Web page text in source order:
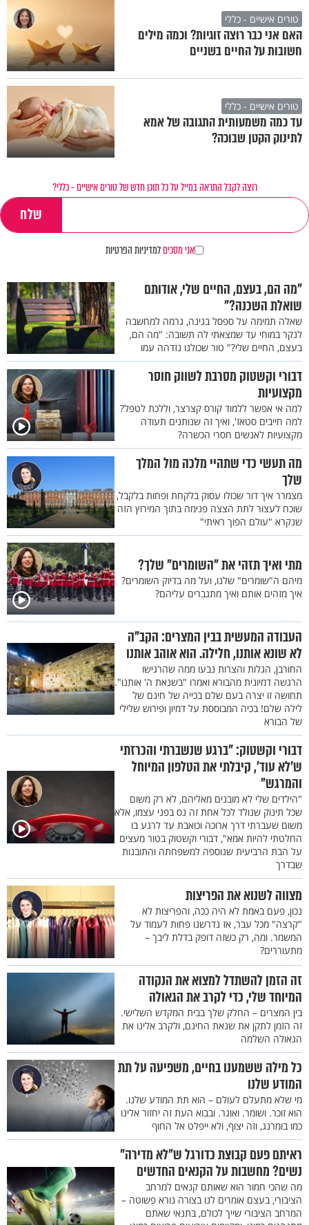
טורים אישיים - כללי
האם אני כבר רוצה זוגיות? וכמה מילים
חשובות על החיים בשניים
טורים אישיים - כללי
עד כמה משמעותית התגובה של אמא
לתינוק הקטן שבוכה?
רוצה לקבל התראה במייל על כל תוכן חדש של טורים אישיים - כללי?
אני מסכיםלמדיניות הפרטיות
"מה הם, בעצם, החיים שלי, אודותם
שואלת השכנה?"
שאלה תמימה על ספסל בגינה, גרמה למחשבה
לנקר במוחי עד שמצאתי לה תשובה: "מה הם,
בעצם, החיים שלי?" טור שכולנו נזדהה עמו
דבורי וקשטוק מסרבת לשווק חוסר
מקצועיות
למה אי אפשר ללמוד קורס קצרצר, וללכת לטפל?
למה חייבים סטאז', ואיך זה שנותנים תעודה
מקצועיות לאנשים חסרי הכשרה?
מה תעשי כדי שתהיי מלכה מול המלך
שלך
מצמרר איך דור שכולו עסוק בלקחת ופחות בלקבל,
שוכח לעצור לתת הצצה פנימה בתוך המירוץ הזה
שנקרא "עולם הפוך ראיתי"
מתי ואיך תזהי את "השומרים" שלך?
מיהם ה"שומרים" שלנו, ועל מה בדיוק השומרים?
איך מזהים אותם ואיך מתגברים עליהם?
העבודה המעשית בבין המצרים: הקב"ה
לא שונא אותנו, חלילה. הוא אוהב אותנו
החורבן, הגלות והצרות נבעו ממה שהרגישו
הרגשה דמיונית מהבורא ואמרו "בשנאת ה' אותנו".
תחושה זו יצרה בעם שלם בכייה של חינם של
לילה שלם! בכיה המבוססת על דמיון ופירוש שלילי
של הבורא
דבורי וקשטוק: "ברגע שנשברתי והכרזתי
ש’לא עוד’, קיבלתי את הטלפון המיוחל
והמרגש"
"הילדים שלי לא מובנים מאליהם, לא רק משום
שכל תינוק שנולד לכל אחת זה נס בפני עצמו, אלא
משום שעברתי דרך ארוכה וכואבת עד לרגע בו
החלטתי להיות אמא", דבורי וקשטוק בטור מעצים
על הבת הרביעית שנוספה למשפחתה והתובנות
שבדרך
מצווה לשנוא את הפריצות
נכון, פעם באמת לא היה ככה, והפריצות לא
"קרצה" מכל עבר, אז נדרשנו פחות לעמוד על
המשמר. ומה, רק כשזה דופק בדלת ליבך –
מתעוררים?
זה הזמן להשתדל למצוא את הנקודה
המיוחד שלי, כדי לקרב את הגאולה
בין המצרים – החלק שלך בבית המקדש השלישי.
זה הזמן לתקן את שנאת החינם, ולקרב אלינו את
הגאולה השלמה
כל מילה ששמענו בחיים, משפיעה על תת
המודע שלנו
מי שלא מתעלם לעולם – הוא תת המודע שלנו.
הוא זוכר. ושומר. ואוגר. ובבוא העת זה יחזור אלינו
כמו בומרנג, וזה יצוף, ולא ייפלט אל החוף
ראיתם פעם קבוצת כדורגל ש"לא מדירה"
נשים? מחשבות על הקנאים החדשים
מה שהכי חמור הוא שאותם קנאים למרחב
הציבורי, בעצם אומרים לנו בצורה נורא פשוטה –
המרחב הציבורי שייך לכולם, בתנאי שאתם